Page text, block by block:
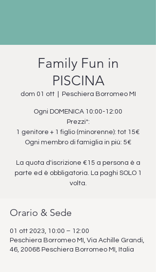
Family Fun in
PISCINA
dom 01 ott
  |
Peschiera Borromeo MI
Ogni DOMENICA 10:00-12:00
Prezzi*:
1 genitore + 1 figlio (minorenne): tot 15€
Ogni membro di famiglia in più: 5€
La quota d'iscrizione €15 a persona è a
parte ed è obbligatoria. La paghi SOLO 1
volta.
Orario & Sede
01 ott 2023, 10:00 – 12:00
Peschiera Borromeo MI, Via Achille Grandi,
46, 20068 Peschiera Borromeo MI, Italia